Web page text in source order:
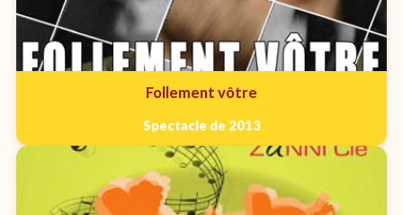
Follement vôtre
Spectacle de 2013